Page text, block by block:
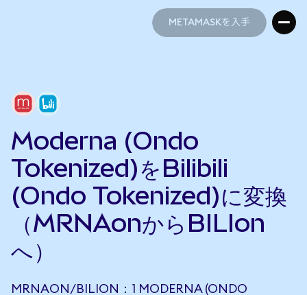
METAMASKを入手
Moderna (Ondo
Tokenized)をBilibili
(Ondo Tokenized)に変換
（MRNAonからBILIon
へ）
MRNAON/BILION：1 MODERNA (ONDO